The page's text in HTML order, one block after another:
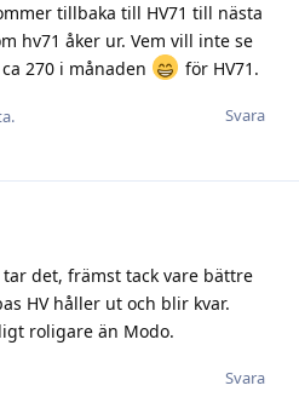
tillbaka till HV71 till nästa
hv71 åker ur. Vem vill inte se
270 i månaden
för HV71.
Svara
det, främst tack vare bättre
HV håller ut och blir kvar.
roligare än Modo.
Svara